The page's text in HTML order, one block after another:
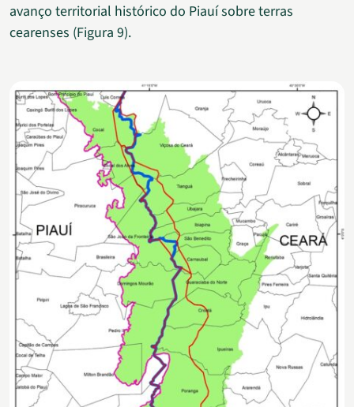
avanço territorial histórico do Piauí sobre terras
cearenses (Figura 9).